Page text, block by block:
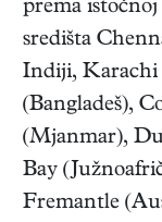
prema
središta
Indiji, Karachi
(Bangladeš),
(Mjanmar),
Bay
Fremantle